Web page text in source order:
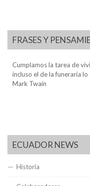
FRASES Y
Cumplamos la tarea de
incluso el de la funeraria lo
Mark Twain
ECUADOR NEWS
Historia